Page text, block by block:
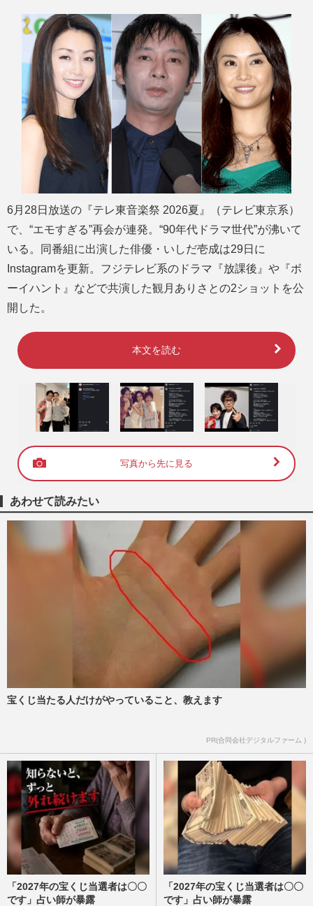
M
t
e
6月28日放送の『テレ東音楽祭 2026夏』（テレビ東京系）
で、“エモすぎる”再会が連発。“90年代ドラマ世代”が沸いて
いる。同番組に出演した俳優・いしだ壱成は29日に
Instagramを更新。フジテレビ系のドラマ『放課後』や『ボ
ーイハント』などで共演した観月ありさとの2ショットを公
開した。
本文を読む
写真から先に見る
あわせて読みたい
宝くじ当たる人だけがやっていること、教えます
PR(合同会社デジタルファーム )
「2027年の宝くじ当選者は〇〇
です」占い師が暴露
「2027年の宝くじ当選者は〇〇
です」占い師が暴露